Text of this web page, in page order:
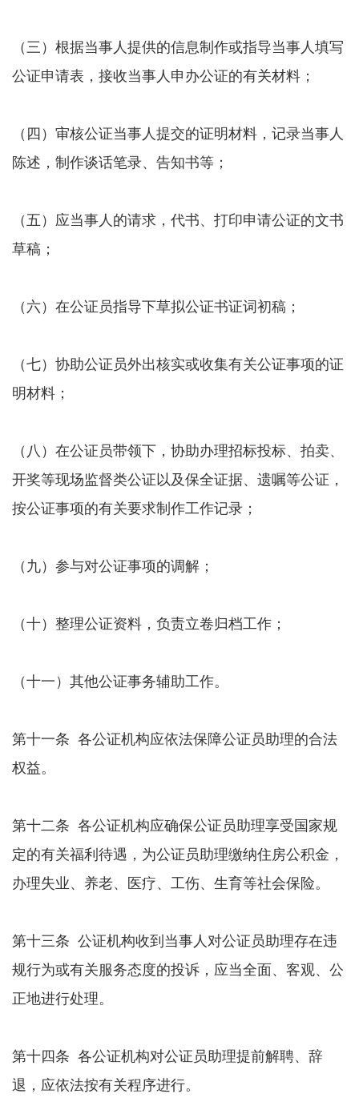
（三）根据当事人提供的信息制作或指导当事人填写
公证申请表，接收当事人申办公证的有关材料；
（四）审核公证当事人提交的证明材料，记录当事人
陈述，制作谈话笔录、告知书等；
（五）应当事人的请求，代书、打印申请公证的文书
草稿；
（六）在公证员指导下草拟公证书证词初稿；
（七）协助公证员外出核实或收集有关公证事项的证
明材料；
（八）在公证员带领下，协助办理招标投标、拍卖、
开奖等现场监督类公证以及保全证据、遗嘱等公证，
按公证事项的有关要求制作工作记录；
（九）参与对公证事项的调解；
（十）整理公证资料，负责立卷归档工作；
（十一）其他公证事务辅助工作。
第十一条 各公证机构应依法保障公证员助理的合法
权益。
第十二条 各公证机构应确保公证员助理享受国家规
定的有关福利待遇，为公证员助理缴纳住房公积金，
办理失业、养老、医疗、工伤、生育等社会保险。
第十三条 公证机构收到当事人对公证员助理存在违
规行为或有关服务态度的投诉，应当全面、客观、公
正地进行处理。
第十四条 各公证机构对公证员助理提前解聘、辞
退，应依法按有关程序进行。